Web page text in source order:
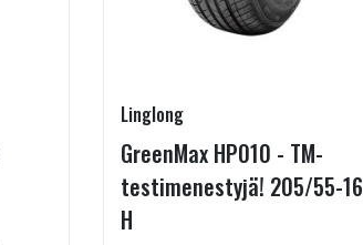
Linglong
GreenMax HP010 - TM-
testimenestyjä! 205/55-16
H